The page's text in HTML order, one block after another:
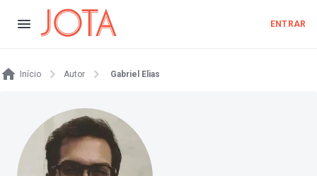
ENTRAR
Início Autor Gabriel Elias